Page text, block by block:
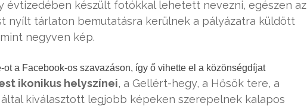
évtizedében készült fotókkal lehetett nevezni, egészen az
nyílt tárlaton bemutatásra kerülnek a pályázatra küldött
negyven kép.
a Facebook-os szavazáson, így ő vihette el a közönségdíjat
ikonikus helyszínei, a Gellért-hegy, a Hősök tere, a
által kiválasztott legjobb képeken szerepelnek kalapos